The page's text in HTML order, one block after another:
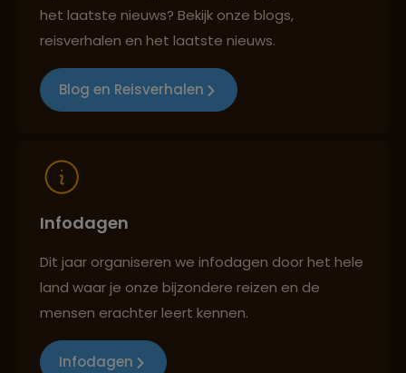
Reizen met oog voor mens, cultuur en milieu
het laatste nieuws? Bekijk onze blogs,
reisverhalen en het laatste nieuws.
Blog en Reisverhalen
Infodagen
Dit jaar organiseren we infodagen door het hele
land waar je onze bijzondere reizen en de
mensen erachter leert kennen.
Infodagen